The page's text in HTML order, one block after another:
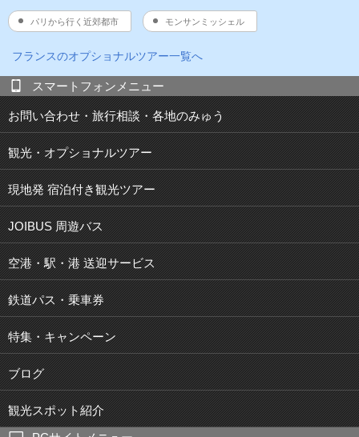
パリから行く近郊都市 モンサンミッシェル
フランスのオプショナルツアー一覧へ
スマートフォンメニュー
お問い合わせ・旅行相談・各地のみゅう
観光・オプショナルツアー
現地発 宿泊付き観光ツアー
JOIBUS 周遊バス
空港・駅・港 送迎サービス
鉄道パス・乗車券
特集・キャンペーン
ブログ
観光スポット紹介